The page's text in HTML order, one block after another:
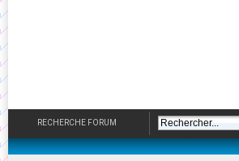
RECHERCHE FORUM